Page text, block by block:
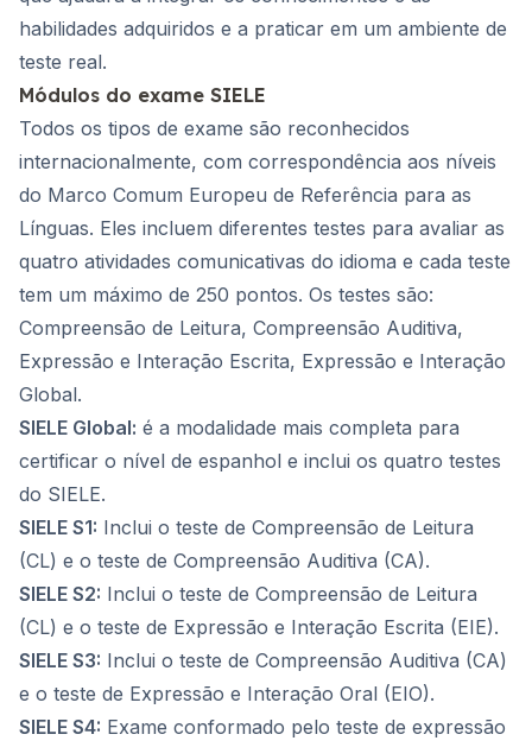
habilidades adquiridos e a praticar em um ambiente de
teste real.
Módulos do exame SIELE
Todos os tipos de exame são reconhecidos
internacionalmente, com correspondência aos níveis
do Marco Comum Europeu de Referência para as
Línguas. Eles incluem diferentes testes para avaliar as
quatro atividades comunicativas do idioma e cada teste
tem um máximo de 250 pontos. Os testes são:
Compreensão de Leitura, Compreensão Auditiva,
Expressão e Interação Escrita, Expressão e Interação
Global.
SIELE Global: é a modalidade mais completa para
certificar o nível de espanhol e inclui os quatro testes
do SIELE.
SIELE S1: Inclui o teste de Compreensão de Leitura
(CL) e o teste de Compreensão Auditiva (CA).
SIELE S2: Inclui o teste de Compreensão de Leitura
(CL) e o teste de Expressão e Interação Escrita (EIE).
SIELE S3: Inclui o teste de Compreensão Auditiva (CA)
e o teste de Expressão e Interação Oral (EIO).
SIELE S4: Exame conformado pelo teste de expressão